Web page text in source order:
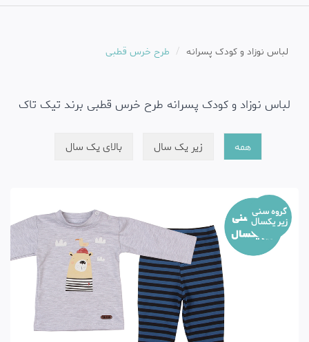
لباس نوزاد و کودک پسرانه طرح خرس قطبی
لباس نوزاد و کودک پسرانه طرح خرس قطبی برند تیک تاک
همه زیر یک سال بالای یک سال
گروه سنی
زیر یکسال